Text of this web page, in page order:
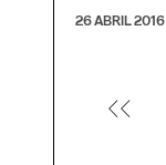
26 ABRIL 2016